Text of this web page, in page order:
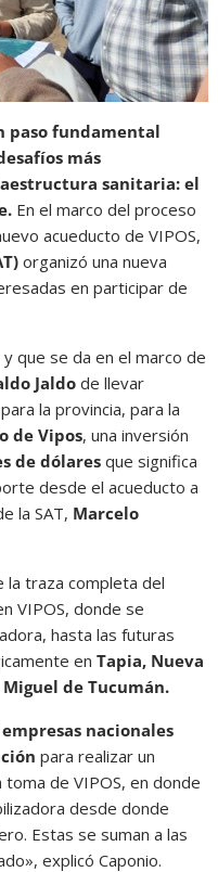
paso fundamental
más
sanitaria: el
En el marco del proceso
acueducto de VIPOS,
organizó una nueva
en participar de
y que se da en el marco de
Jaldode llevar
la provincia, para la
de Vipos, una inversión
de dólaresque significa
desde el acueducto a
la SAT, Marcelo
la traza completa del
VIPOS, donde se
hasta las futuras
enTapia, Nueva
Miguel de Tucumán.
nacionales
para realizar un
de VIPOS, en donde
desde donde
Estas se suman a las
explicó Caponio.